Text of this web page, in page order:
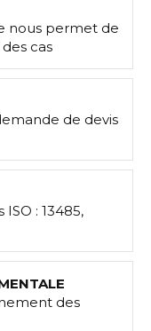
nous permet de
cas
de devis
: 13485,
des